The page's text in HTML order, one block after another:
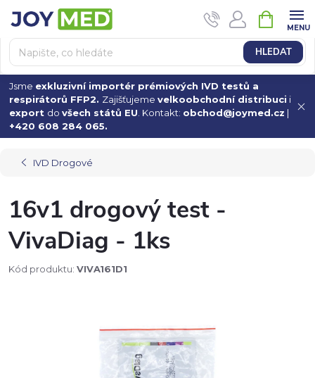
na
obsah
HLEDAT
KOŠÍK
Jsme exkluzivní importér prémiových IVD testů a
respirátorů FFP2. Zajišťujeme velkoobchodní distribuci i
export do všech států EU . Kontakt: obchod@joymed.cz |
+420 608 284 065.
IVD Drogové
16v1 drogový test -
VivaDiag - 1ks
Kód produktu: VIVA161D1